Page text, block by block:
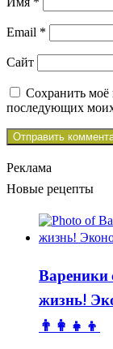
Email *
Сайт
Сохранить моё
последующих
Реклама
Новые рецепты
жизнь!
👨👩👧👦